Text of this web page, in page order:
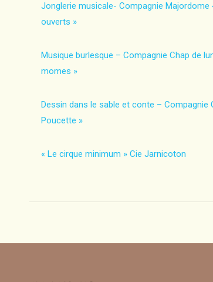
Jonglerie musicale- Compagnie Majordome
ouverts »
Musique burlesque – Compagnie Chap de
momes »
Dessin dans le sable et conte – Compagnie
Poucette »
« Le cirque minimum » Cie Jarnicoton